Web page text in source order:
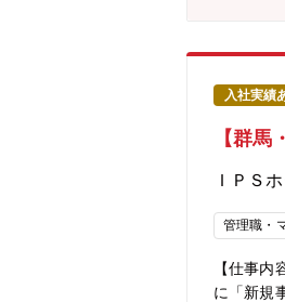
目にす
有の要
社員も
宙分野へ
ト、産業
ある」
一人ひと
入社実績
【群
ＩＰＳ
管理職・
【仕事
に「新規